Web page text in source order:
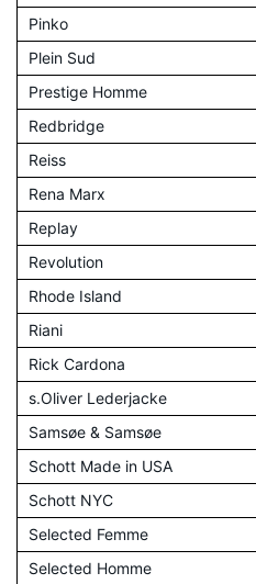
Pinko
Plein Sud
Prestige Homme
Redbridge
Reiss
Rena Marx
Replay
Revolution
Rhode Island
Riani
Rick Cardona
s.Oliver Lederjacke
Samsøe & Samsøe
Schott Made in USA
Schott NYC
Selected Femme
Selected Homme